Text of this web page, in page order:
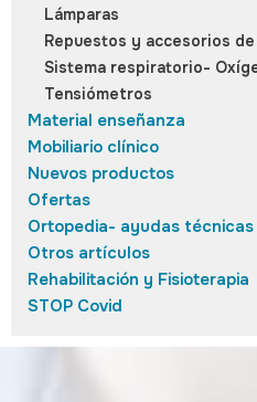
Lámparas
Repuestos y accesorios
Sistema respiratorio-
Tensiómetros
Material enseñanza
Mobiliario clínico
Nuevos productos
Ofertas
Ortopedia- ayudas técnicas
Otros artículos
Rehabilitación y Fisioterapia
STOP Covid